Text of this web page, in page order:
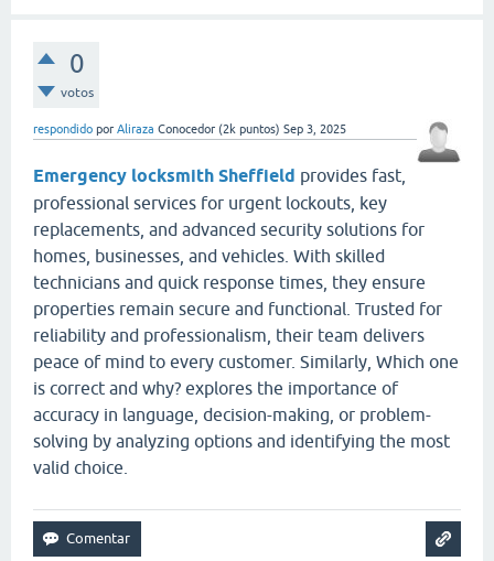
0
votos
respondido por Aliraza Conocedor (2k puntos) Sep 3, 2025
Emergency locksmith Sheffield provides fast,
professional services for urgent lockouts, key
replacements, and advanced security solutions for
homes, businesses, and vehicles. With skilled
technicians and quick response times, they ensure
properties remain secure and functional. Trusted for
reliability and professionalism, their team delivers
peace of mind to every customer. Similarly, Which one
is correct and why? explores the importance of
accuracy in language, decision-making, or problem-
solving by analyzing options and identifying the most
valid choice.